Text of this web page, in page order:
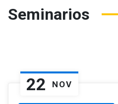
Seminarios
22 NOV